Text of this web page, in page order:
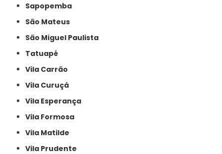
Sapopemba
São Mateus
São Miguel Paulista
Tatuapé
Vila Carrão
Vila Curuçá
Vila Esperança
Vila Formosa
Vila Matilde
Vila Prudente